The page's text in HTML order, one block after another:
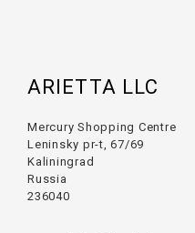
ARIETTA LLC
Mercury Shopping Centre
Leninsky pr-t, 67/69
Kaliningrad
Russia
236040